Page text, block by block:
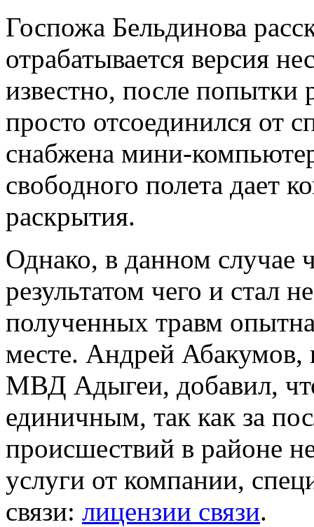
Госпожа Бельдинова
отрабатывается версия
известно, после
просто отсоединился от
снабжена мини-
свободного полета дает
раскрытия.
Однако, в данном случае
результатом чего и стал
полученных травм
месте. Андрей Абакумов,
МВД Адыгеи, добавил,
единичным, так как за
происшествий в районе
услуги от компании,
связи: лицензии связи.